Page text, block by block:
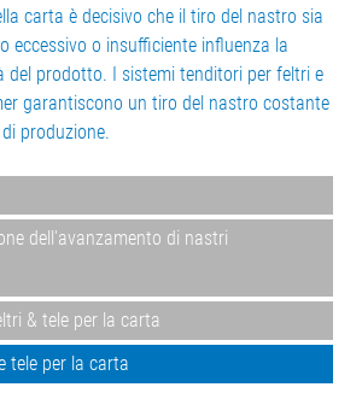
carta è decisivo che il tiro del nastro sia
eccessivo o insufficiente influenza la
del prodotto. I sistemi tenditori per feltri e
garantiscono un tiro del nastro costante
produzione.
dell'avanzamento di nastri
& tele per la carta
tele per la carta